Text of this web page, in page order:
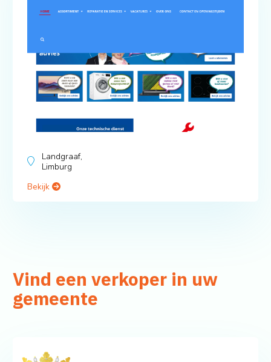
Landgraaf,
Limburg
Bekijk
Vind een verkoper in uw
gemeente